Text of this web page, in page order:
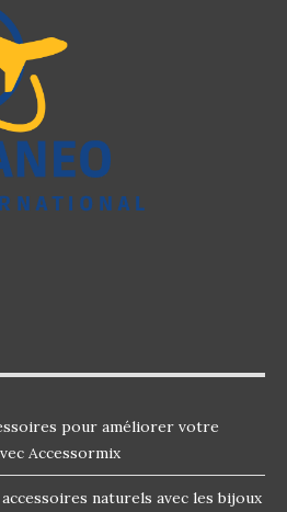
pour améliorer votre
Accessormix
naturels avec les bijoux